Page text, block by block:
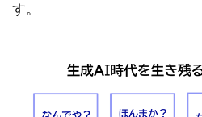
す。